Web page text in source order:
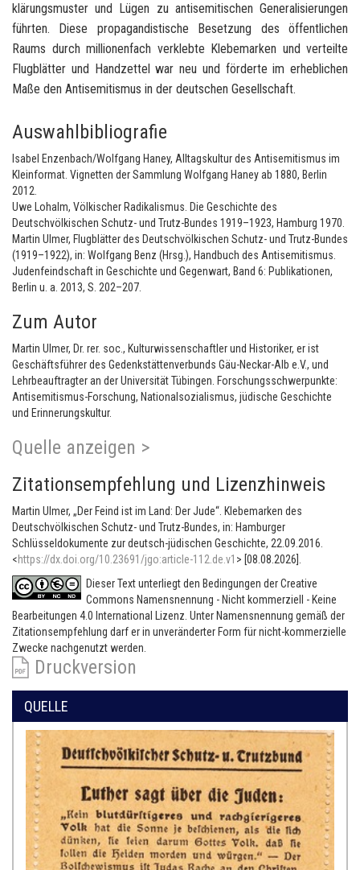
klä­rungs­mus­ter und Lügen zu an­ti­se­mi­ti­schen Ge­ne­ra­li­sie­run­gen
führ­ten. Diese pro­pa­gan­dis­ti­sche Be­set­zung des öf­fent­li­chen
Raums durch mil­lio­nen­fach ver­kleb­te Kle­be­mar­ken und ver­teil­te
Flug­blät­ter und Hand­zet­tel war neu und för­der­te im er­heb­li­chen
Maße den An­ti­se­mi­tis­mus in der deut­schen Ge­sell­schaft.
Auswahlbibliografie
Isabel Enzenbach/Wolfgang Haney, Alltagskultur des Antisemitismus im
Kleinformat. Vignetten der Sammlung Wolfgang Haney ab 1880, Berlin
2012.
Uwe Lohalm, Völkischer Radikalismus. Die Geschichte des
Deutschvölkischen Schutz- und Trutz-Bundes 1919–1923, Hamburg 1970.
Martin Ulmer, Flugblätter des Deutschvölkischen Schutz- und Trutz-Bundes
(1919–1922), in: Wolfgang Benz (Hrsg.), Handbuch des Antisemitismus.
Judenfeindschaft in Geschichte und Gegenwart, Band 6: Publikationen,
Berlin u. a. 2013, S. 202–207.
Zum Autor
Martin Ulmer, Dr. rer. soc., Kulturwissenschaftler und Historiker, er ist
Geschäftsführer des Gedenkstättenverbunds Gäu-Neckar-Alb e.V., und
Lehrbeauftragter an der Universität Tübingen. Forschungsschwerpunkte:
Antisemitismus-Forschung, Nationalsozialismus, jüdische Geschichte
und Erinnerungskultur.
Quelle anzeigen >
Zitationsempfehlung und Lizenzhinweis
Martin Ulmer, „Der Feind ist im Land: Der Jude“. Klebemarken des
Deutschvölkischen Schutz- und Trutz-Bundes, in: Hamburger
Schlüsseldokumente zur deutsch-jüdischen Geschichte, 22.09.2016.
<https://dx.doi.org/10.23691/jgo:article-112.de.v1 > [08.08.2026].
Dieser Text unterliegt den Bedingungen der Creative
Commons Namensnennung - Nicht kommerziell - Keine
Bearbeitungen 4.0 International Lizenz. Unter Namensnennung gemäß der
Zitationsempfehlung darf er in unveränderter Form für nicht-kommerzielle
Zwecke nachgenutzt werden.
Druckversion
QUELLE